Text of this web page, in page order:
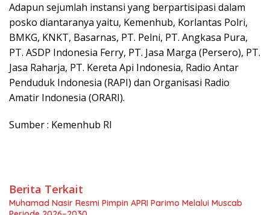
Adapun sejumlah instansi yang berpartisipasi dalam
posko diantaranya yaitu, Kemenhub, Korlantas Polri,
BMKG, KNKT, Basarnas, PT. Pelni, PT. Angkasa Pura,
PT. ASDP Indonesia Ferry, PT. Jasa Marga (Persero), PT.
Jasa Raharja, PT. Kereta Api Indonesia, Radio Antar
Penduduk Indonesia (RAPI) dan Organisasi Radio
Amatir Indonesia (ORARI).
Sumber : Kemenhub RI
Berita Terkait
Muhamad Nasir Resmi Pimpin APRI Parimo Melalui Muscab